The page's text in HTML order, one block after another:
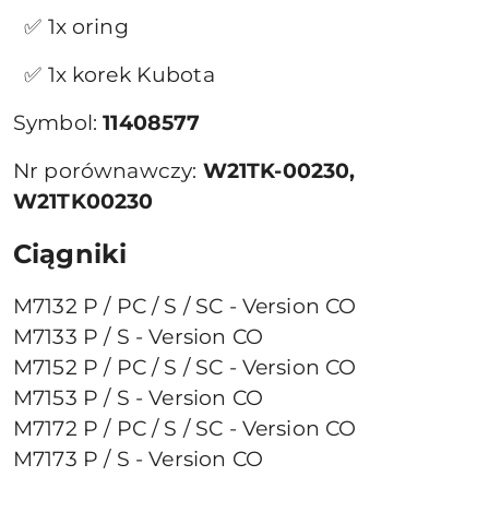
✅ 1x oring
✅ 1x korek Kubota
Symbol:11408577
Nr porównawczy: W21TK-00230,
W21TK00230
Ciągniki
M7132 P / PC / S / SC - Version CO
M7133 P / S - Version CO
M7152 P / PC / S / SC - Version CO
M7153 P / S - Version CO
M7172 P / PC / S / SC - Version CO
M7173 P / S - Version CO